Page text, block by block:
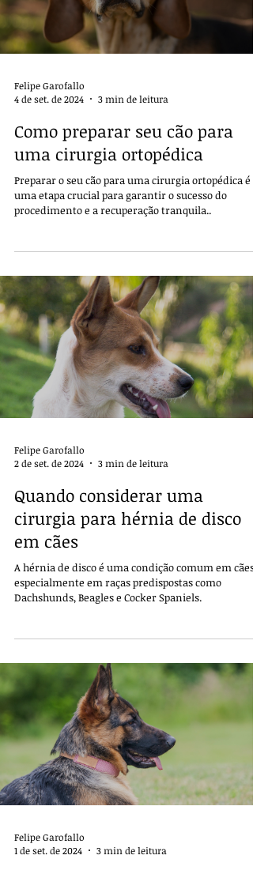
Felipe Garofallo
4 de set. de 2024
3 min de leitura
Como preparar seu cão para
uma cirurgia ortopédica
Preparar o seu cão para uma cirurgia ortopédica é
uma etapa crucial para garantir o sucesso do
procedimento e a recuperação tranquila..
Felipe Garofallo
2 de set. de 2024
3 min de leitura
Quando considerar uma
cirurgia para hérnia de disco
em cães
A hérnia de disco é uma condição comum em cães,
especialmente em raças predispostas como
Dachshunds, Beagles e Cocker Spaniels.
Felipe Garofallo
1 de set. de 2024
3 min de leitura